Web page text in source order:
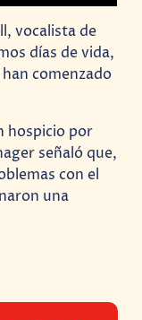
vocalista de
días de vida,
comenzado
hospicio por
señaló que,
con el
una